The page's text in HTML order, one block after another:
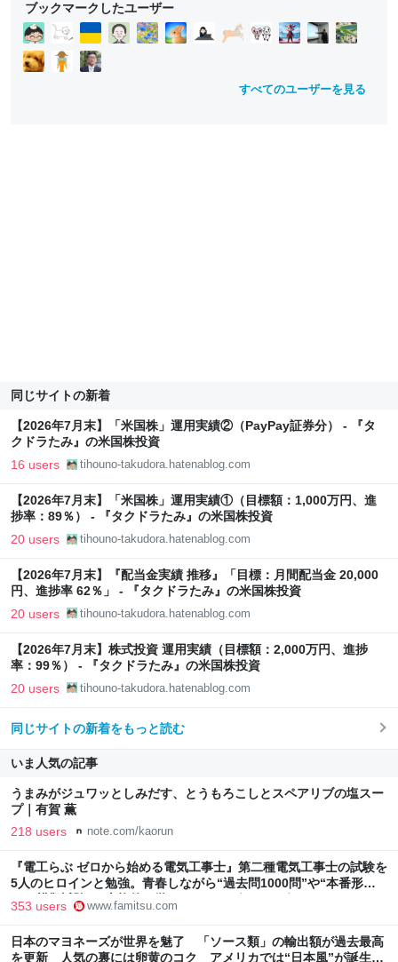
ll
o
w
ll
o
w
ブックマークしたユーザー
すべてのユーザーを見る
同じサイトの新着
【2026年7月末】「米国株」運用実績②（PayPay証券分） - 『タ
クドラたみ』の米国株投資
16 users tihouno-takudora.hatenablog.com
【2026年7月末】「米国株」運用実績①（目標額：1,000万円、進
捗率：89％） - 『タクドラたみ』の米国株投資
20 users tihouno-takudora.hatenablog.com
【2026年7月末】『配当金実績 推移』「目標：月間配当金 20,000
円、進捗率 62％」 - 『タクドラたみ』の米国株投資
20 users tihouno-takudora.hatenablog.com
【2026年7月末】株式投資 運用実績（目標額：2,000万円、進捗
率：99％） - 『タクドラたみ』の米国株投資
20 users tihouno-takudora.hatenablog.com
同じサイトの新着をもっと読む
いま人気の記事
うまみがジュワッとしみだす、とうもろこしとスペアリブの塩スー
プ｜有賀 薫
218 users note.com/kaorun
『電工らぶ ゼロから始める電気工事士』第二種電気工事士の試験を
5人のヒロインと勉強。青春しながら“過去問1000問”や“本番形式
CBT模擬試験”で本格的に学べるノベルゲーム | ゲーム・エンタメ
最新情報のファミ通.com
353 users www.famitsu.com
日本のマヨネーズが世界を魅了 「ソース類」の輸出額が過去最高
を更新 人気の裏には卵黄のコク アメリカでは“日本風”が誕生｜